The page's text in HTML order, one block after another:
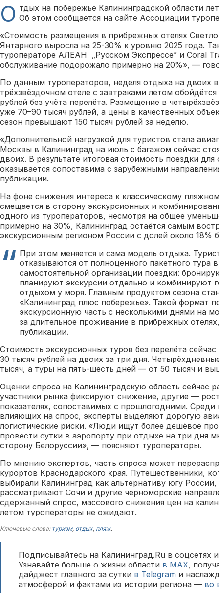
О тдых на побережье Калининградской области
Об этом сообщается на сайте Ассоциации
«Стоимость размещения в прибрежных отелях
Янтарного выросла на 25-30% к уровню 2025 года.
туроператоре АЛЕАН, „Русском Экспрессе” и Coral
обслуживание подорожало примерно на 20%», —
По данным туроператоров, неделя отдыха на двоих
трёхзвёздочном отеле с завтраками летом
рублей без учёта перелёта. Размещение в
уже 70–90 тысяч рублей, а цены в качественных
сезон превышают 150 тысяч рублей за неделю.
«Дополнительной нагрузкой для туристов стала
Москвы в Калининград на июль с багажом сейчас
двоих. В результате итоговая стоимость поездки
оказывается сопоставима с зарубежными
публикации.
На фоне снижения интереса к классическому
смещается в сторону экскурсионных и
одного из туроператоров, несмотря на общее
примерно на 30%, Калининград остаётся самым
экскурсионным регионом России с долей около 18%
При этом меняется и сама модель отдыха.
отказываются от полноценного пакетного тура
самостоятельной организации поездки:
планируют экскурсии отдельно и комбинируют
отдыхом у моря. Главным продуктом сезона
«Калининград плюс побережье». Такой формат
экскурсионную часть с несколькими днями на
за длительное проживание в прибрежных
публикации.
Стоимость экскурсионных туров без перелёта
30 тысяч рублей на двоих за три дня.
тысяч, а туры на пять-шесть дней — от 50 тысяч и
Оценки спроса на Калининградскую область сейчас
участники рынка фиксируют снижение, другие —
показателях, сопоставимых с прошлогодними. Среди
влияющих на спрос, эксперты выделяют дорогую
логистические риски. «Люди ищут более дешёвое
провести сутки в аэропорту при отдыхе на три дня
сторону Белоруссии», — поясняют туроператоры.
По мнению экспертов, часть спроса может
курортов Краснодарского края. Путешественники,
выбирали Калининград как альтернативу югу
рассматривают Сочи и другие черноморские
сдержанный спрос, массового снижения цен на
летом туроператоры не ожидают.
Ключевые слова: туризм, отдых, пляж.
Подписывайтесь на Калининград.Ru в соцсетях
Узнавайте больше о жизни области в MAX,
дайджест главного за сутки в Telegram и
атмосферой и фактами из истории региона — во